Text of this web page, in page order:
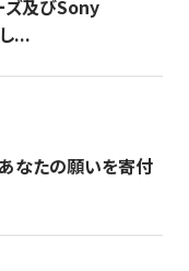
ズ及びSony
...
なたの願いを寄付